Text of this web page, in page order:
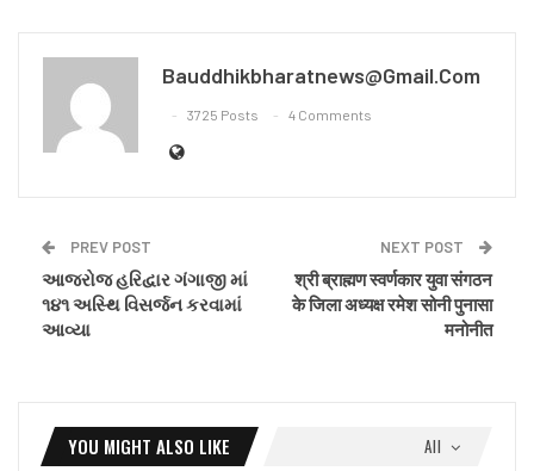
Bauddhikbharatnews@gmail.com
3725 Posts 4 Comments
PREV POST
આજરોજ હરિદ્વાર ગંગાજી માં
૧૪૧ અસ્થિ વિસર્જન કરવામાં
આવ્યા
NEXT POST
श्री ब्राह्मण स्वर्णकार युवा संगठन
के जिला अध्यक्ष रमेश सोनी पुनासा
मनोनीत
All
YOU MIGHT ALSO LIKE